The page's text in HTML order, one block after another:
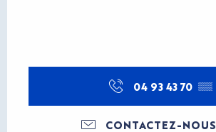
04 93 43 70 ▒▒
CONTACTEZ-NOUS